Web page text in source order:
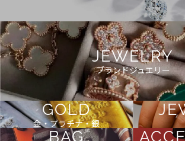
JEWELRY
ブランドジュエリー
GOLD
金・プラチナ・銀
BAG